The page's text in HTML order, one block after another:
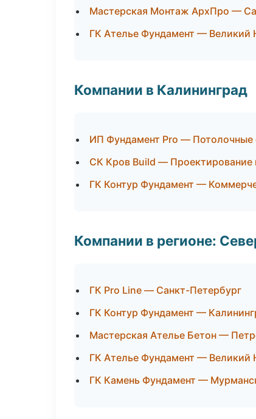
Мастерская Монтаж АрхПро —
ГК Ателье Фундамент — Великий
Компании в Калининград
ИП Фундамент Pro — Потолочные
СК Кров Build — Проектирование
ГК Контур Фундамент —
Компании в регионе:
ГК Pro Line — Санкт-Петербург
ГК Контур Фундамент —
Мастерская Ателье Бетон —
ГК Ателье Фундамент — Великий
ГК Камень Фундамент —